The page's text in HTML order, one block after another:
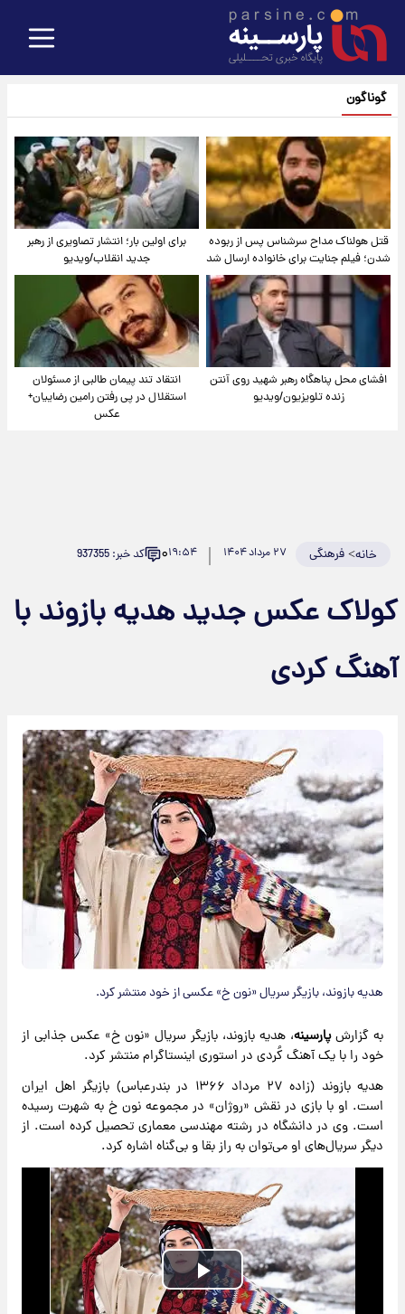
گوناگون
قتل هولناک مداح سرشناس پس از ربوده
شدن؛ فیلم جنایت برای خانواده ارسال شد
برای اولین بار؛ انتشار تصاویری از رهبر
جدید انقلاب/ویدیو
افشای محل پناهگاه‌ رهبر شهید روی آنتن
زنده تلویزیون/ویدیو
انتقاد تند پیمان طالبی از مسئولان
استقلال در پی رفتن رامین رضاییان+
عکس
خانه>فرهنگی ۲۷ مرداد ۱۴۰۴ ۱۹:۵۴۰ کد خبر: 937355
کولاک عکس جدید هدیه بازوند با
آهنگ کردی
هدیه بازوند، بازیگر سریال «نون خ» عکسی از خود منتشر کرد.
به گزارشپارسینه، هدیه بازوند، بازیگر سریال «نون خ» عکس جذابی از
خود را با یک آهنگ کُردی در استوری اینستاگرام منتشر کرد.
هدیه بازوند (زاده ۲۷ مرداد ۱۳۶۶ در بندرعباس) بازیگر اهل ایران
است. او با بازی در نقش «روژان» در مجموعه نون خ به شهرت رسیده‌
است. وی در دانشگاه در رشته مهندسی معماری تحصیل کرده است. از
دیگر سریال‌های او می‌توان به راز بقا و بی‌گناه اشاره کرد.
Play